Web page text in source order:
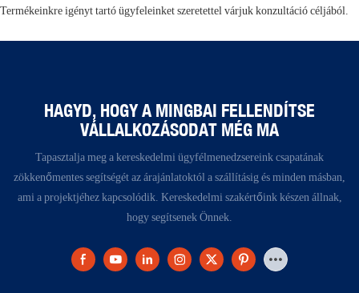
Termékeinkre igényt tartó ügyfeleinket szeretettel várjuk konzultáció céljából.
HAGYD, HOGY A MINGBAI FELLENDÍTSE
VÁLLALKOZÁSODAT MÉG MA
Tapasztalja meg a kereskedelmi ügyfélmenedzsereink csapatának
zökkenőmentes segítségét az árajánlatoktól a szállításig és minden másban,
ami a projektjéhez kapcsolódik. Kereskedelmi szakértőink készen állnak,
hogy segítsenek Önnek.